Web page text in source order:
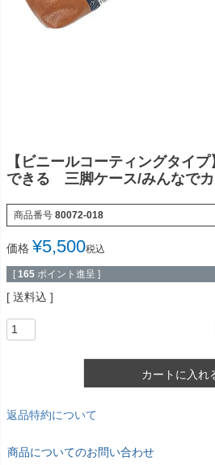
【ビニールコーティングタイ
できる 三脚ケース/みんなで
商品番号 80072-018
価格 ¥5,500税込
[ 165 ポイント進呈 ]
送料込
カートに入れ
返品特約について
商品についてのお問い合わせ